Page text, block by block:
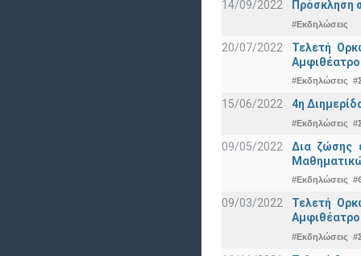
14/09/2022 Πρόσκληση
#Εκδηλώσεις
20/07/2022
Τελετή
Αμφιθέατρο
#Εκδηλώσεις
15/06/2022 4η
#Εκδηλώσεις
09/05/2022
Δια ζώσης
#Εκδηλώσεις
09/03/2022
Τελετή
Αμφιθέατρο
#Εκδηλώσεις